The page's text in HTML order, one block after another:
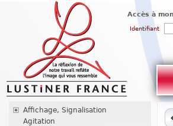
Accès à
Identifiant
Affichage, Signalisation
Agitation